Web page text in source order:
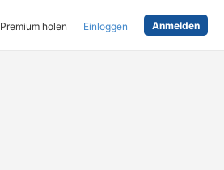
Premium holen Einloggen Anmelden